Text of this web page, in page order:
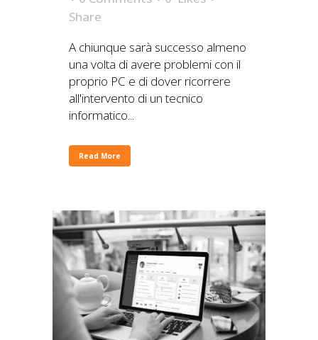
Share
A chiunque sarà successo almeno
una volta di avere problemi con il
proprio PC e di dover ricorrere
all'intervento di un tecnico
informatico...
Read More